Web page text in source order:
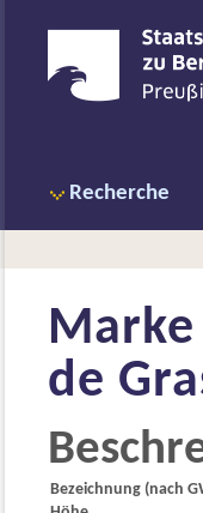
Recherche
de
Bezeichnung (nach